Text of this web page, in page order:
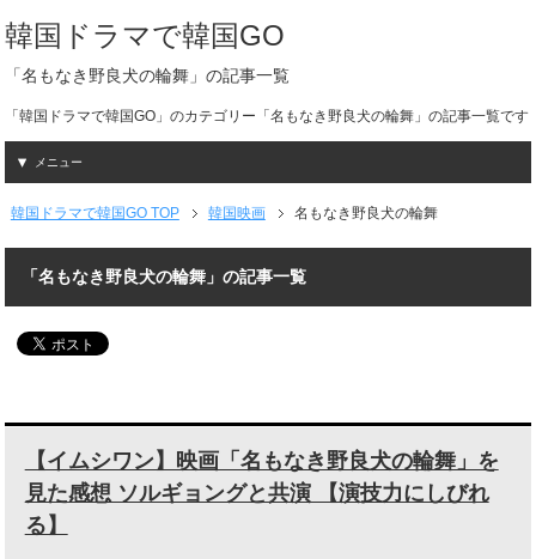
韓国ドラマで韓国GO
「名もなき野良犬の輪舞」の記事一覧
「韓国ドラマで韓国GO」のカテゴリー「名もなき野良犬の輪舞」の記事一覧です
メニュー
韓国ドラマで韓国GO TOP 韓国映画 名もなき野良犬の輪舞
「名もなき野良犬の輪舞」の記事一覧
【イムシワン】映画「名もなき野良犬の輪舞」を
見た感想 ソルギョングと共演 【演技力にしびれ
る】